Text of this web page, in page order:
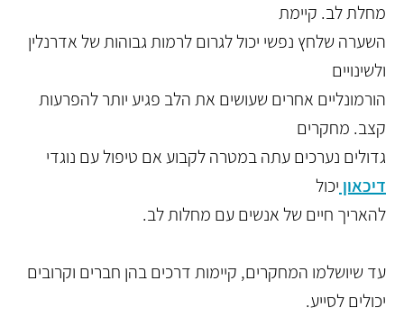
מחלת לב. קיימת
השערה שלחץ נפשי יכול לגרום לרמות גבוהות של אדרנלין
ולשינויים
הורמונליים אחרים שעושים את הלב פגיע יותר להפרעות
קצב. מחקרים
גדולים נערכים עתה במטרה לקבוע אם טיפול עם נוגדי
דיכאון יכול
להאריך חיים של אנשים עם מחלות לב.
עד שיושלמו המחקרים, קיימות דרכים בהן חברים וקרובים
יכולים לסייע.